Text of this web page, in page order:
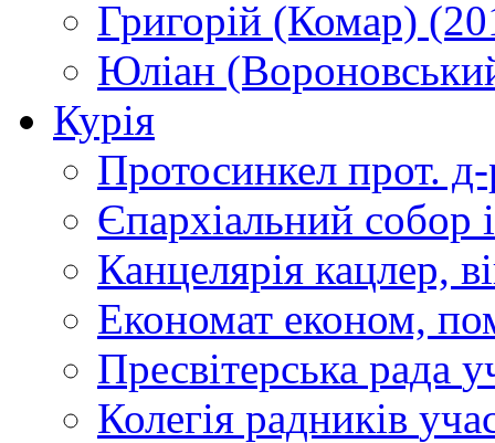
Григорій (Комар)
Юліан
Курія
Протосинкел прот.
Єпархіальний собор
Канцелярія кацлер,
Економат економ,
Пресвітерська рада
Колегія радників